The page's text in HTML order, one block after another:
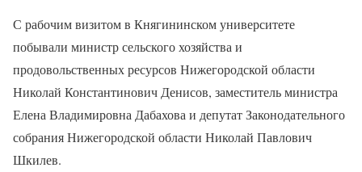
С рабочим визитом в Княгининском университете
побывали министр сельского хозяйства и
продовольственных ресурсов Нижегородской области
Николай Константинович Денисов, заместитель министра
Елена Владимировна Дабахова и депутат Законодательного
собрания Нижегородской области Николай Павлович
Шкилев.